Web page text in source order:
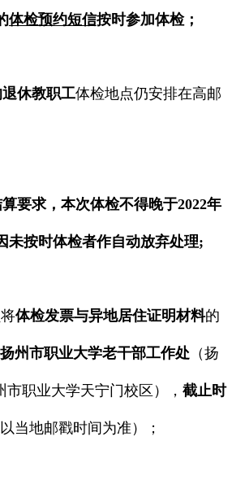
体检预约短信按时参加体检；
休教职工体检地点仍安排在高邮
要求，本次体检不得晚于2022年
未按时体检者作自动放弃处理;
体检发票与异地居住证明材料的
州市职业大学老干部工作处 （扬
市职业大学天宁门校区）， 截止时
以当地邮戳时间为准）；